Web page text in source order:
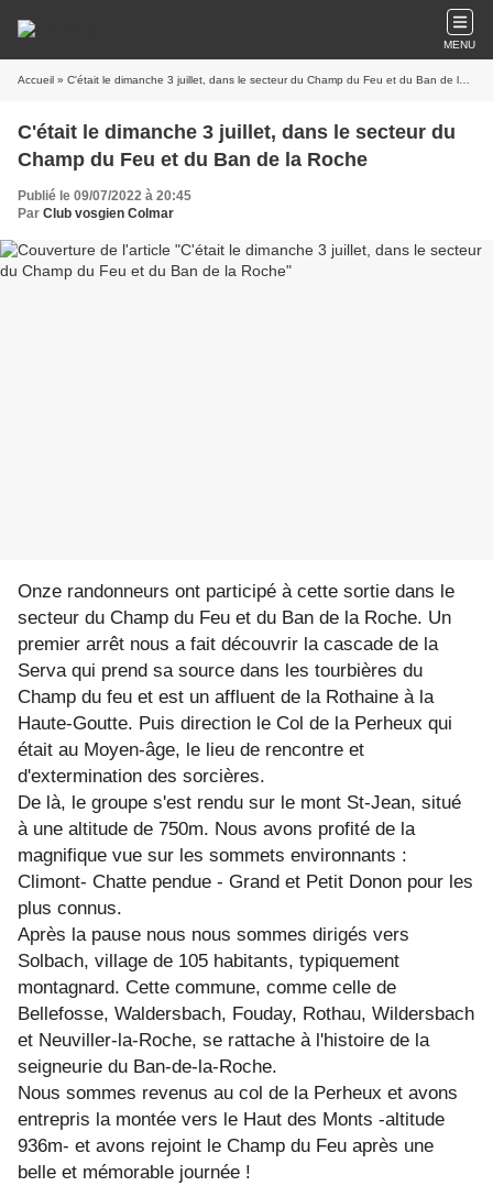
MENU
Accueil » C'était le dimanche 3 juillet, dans le secteur du Champ du Feu et du Ban de la Roche
C'était le dimanche 3 juillet, dans le secteur du
Champ du Feu et du Ban de la Roche
Publié le 09/07/2022 à 20:45
Par Club vosgien Colmar
Onze randonneurs ont participé à cette sortie dans le
secteur du Champ du Feu et du Ban de la Roche. Un
premier arrêt nous a fait découvrir la cascade de la
Serva qui prend sa source dans les tourbières du
Champ du feu et est un affluent de la Rothaine à la
Haute-Goutte. Puis direction le Col de la Perheux qui
était au Moyen-âge, le lieu de rencontre et
d'extermination des sorcières.
De là, le groupe s'est rendu sur le mont St-Jean, situé
à une altitude de 750m. Nous avons profité de la
magnifique vue sur les sommets environnants :
Climont- Chatte pendue - Grand et Petit Donon pour les
plus connus.
Après la pause nous nous sommes dirigés vers
Solbach, village de 105 habitants, typiquement
montagnard. Cette commune, comme celle de
Bellefosse, Waldersbach, Fouday, Rothau, Wildersbach
et Neuviller-la-Roche, se rattache à l'histoire de la
seigneurie du Ban-de-la-Roche.
Nous sommes revenus au col de la Perheux et avons
entrepris la montée vers le Haut des Monts -altitude
936m- et avons rejoint le Champ du Feu après une
belle et mémorable journée !